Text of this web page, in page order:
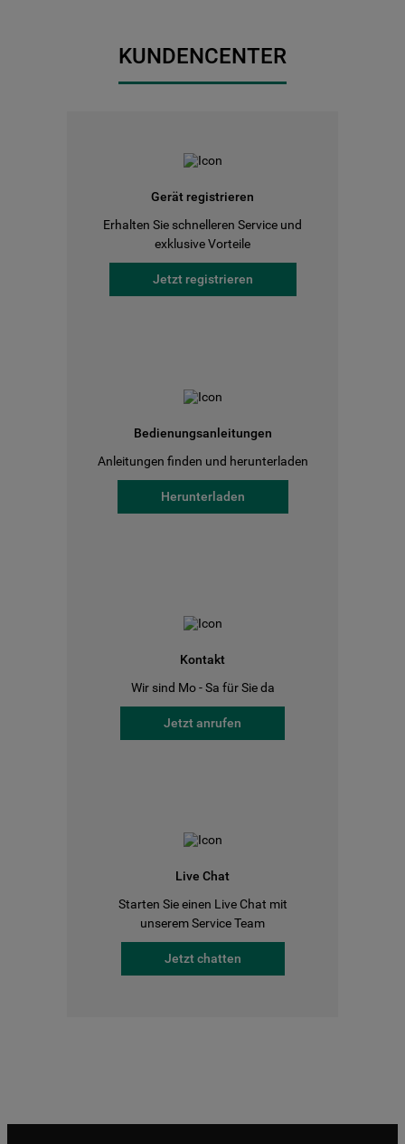
KUNDENCENTER
Gerät registrieren
Erhalten Sie schnelleren Service und
exklusive Vorteile
Jetzt registrieren
Bedienungsanleitungen
Anleitungen finden und herunterladen
Herunterladen
Kontakt
Wir sind Mo - Sa für Sie da
Jetzt anrufen
Live Chat
Starten Sie einen Live Chat mit
unserem Service Team
Jetzt chatten